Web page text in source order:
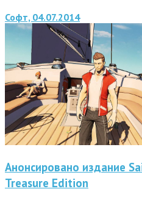
Софт, 04.07.2014
Анонсировано издание
Treasure Edition